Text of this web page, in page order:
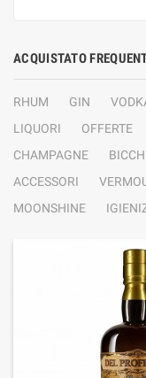
ACQUISTATO
RHUM GIN
LIQUORI
OFFERTE
CHAMPAGNE
ACCESSORI
MOONSHINE